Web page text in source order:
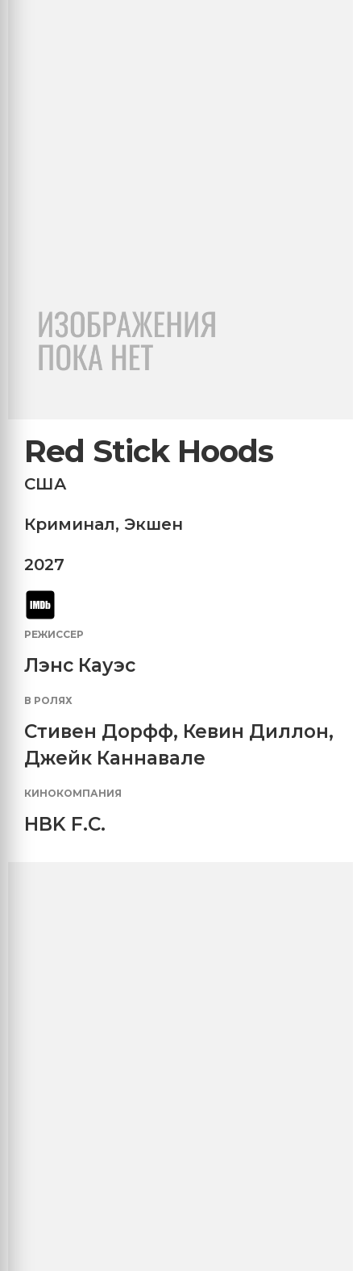
Red Stick Hoods
США
Криминал, Экшен
2027
РЕЖИССЕР
Лэнс Кауэс
В РОЛЯХ
Стивен Дорфф, Кевин Диллон,
Джейк Каннавале
КИНОКОМПАНИЯ
HBK F.C.